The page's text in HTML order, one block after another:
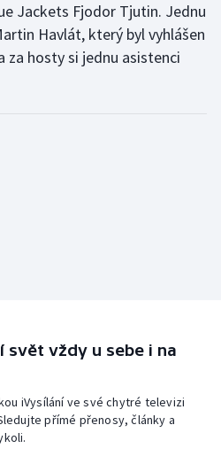
Jackets Fjodor Tjutin. Jednu
Havlát, který byl vyhlášen
za hosty si jednu asistenci
vždy u sebe i na
iVysílání ve své chytré televizi
přímé přenosy, články a